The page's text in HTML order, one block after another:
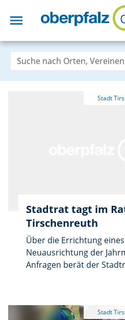
menu
Stadtrat tagt im
Tirschenreuth
Über die Errichtung
Neuausrichtung der
Anfragen berät der
Erdgeschoss am